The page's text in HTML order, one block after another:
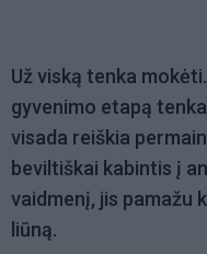
Už viską tenka
gyvenimo etapą
visada reiškia
beviltiškai kabintis į
vaidmenį, jis pamažu
liūną.